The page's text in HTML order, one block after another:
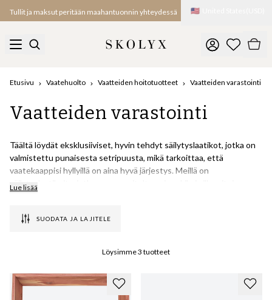
Tullit ja maksut peritään maahantuonnin yhteydessä 🇺🇸
Etusivu Vaatehuolto Vaatteiden hoitotuotteet Vaatteiden varastointi
Vaatteiden varastointi
Täältä löydät eksklusiiviset, hyvin tehdyt säilytyslaatikot, jotka on
valmistettu punaisesta setripuusta, mikä tarkoittaa, että
vaatekaappisi hyllyillä on aina hyvä järjestys. Meillä on
säilytyslaatikoita, jotka on suunniteltu esimerkiksi villapaitojen,
muunlaisten vaatteiden säilytykseen. Voit eduksesi yhdistellä eri
vaatekaapin säilytysratkaisun.
Kaikki laatikot on valmistettu setripuusta, ja niissä on useita
mukavia ominaisuuksia. Sen lisäksi, että ne karkottavat ikäviä
tuholaisia, kuten koiperhosia, ne myös säteilevät erittäin
Lue lisää
SUODATA JA LAJITELE
Löysimme3 tuotteet